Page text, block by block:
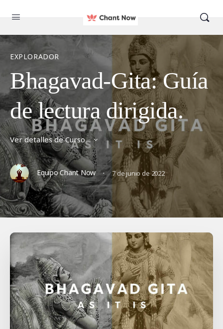
EXPLORADOR
Bhagavad-Gita: Guía
de lectura dirigida.
Ver detalles de Curso
Equipo Chant Now · 7 de junio de 2022